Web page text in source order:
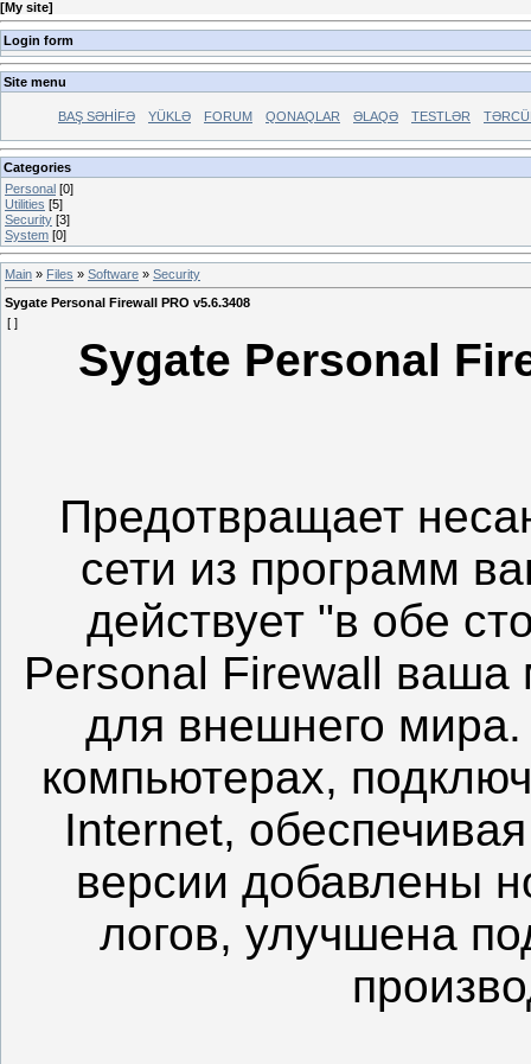
[My site]
Login form
Site menu
BAŞ SƏHİFƏ YÜKLƏ FORUM QONAQLAR ƏLAQƏ TESTLƏR
Categories
Personal [0]
Utilities [5]
Security [3]
System [0]
Main » Files » Software » Security
Sygate Personal Firewall PRO v5.6.3408
[ ]
Sygate Personal
Предотвращает
сети из программ
действует "в обе
Personal Firewall
для внешнего
компьютерах,
Internet,
версии добавлены
логов, улучшена